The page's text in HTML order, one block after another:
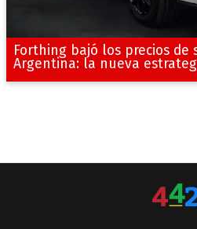
Forthing bajó los precios de
Argentina: la nueva